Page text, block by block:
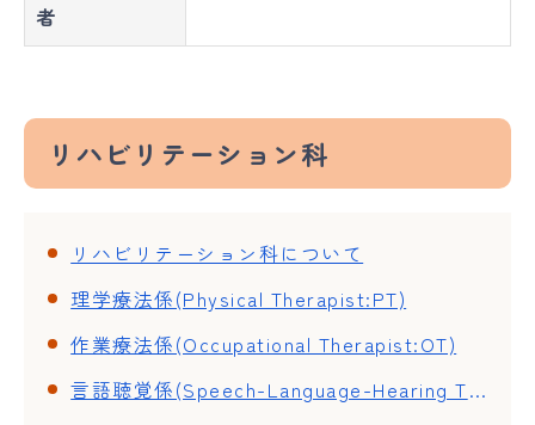
者
リハビリテーション科
リハビリテーション科について
理学療法係(Physical Therapist:PT)
作業療法係(Occupational Therapist:OT)
言語聴覚係(Speech-Language-Hearing Therapist:ST)